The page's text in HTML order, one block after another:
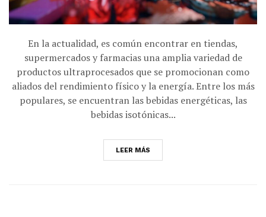
En la actualidad, es común encontrar en tiendas,
supermercados y farmacias una amplia variedad de
productos ultraprocesados que se promocionan como
aliados del rendimiento físico y la energía. Entre los más
populares, se encuentran las bebidas energéticas, las
bebidas isotónicas...
LEER MÁS